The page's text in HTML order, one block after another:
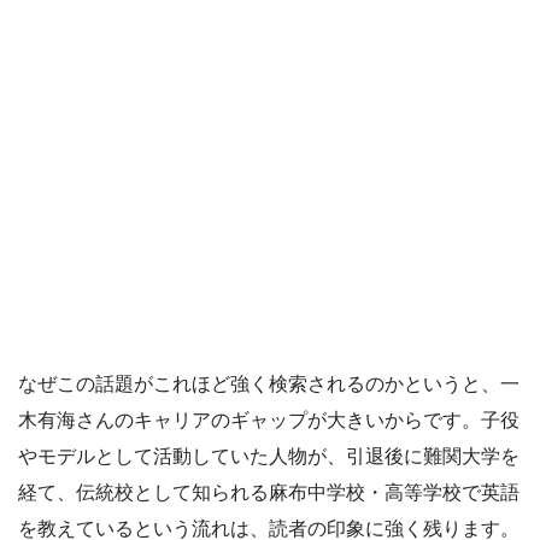
なぜこの話題がこれほど強く検索されるのかというと、一
木有海さんのキャリアのギャップが大きいからです。子役
やモデルとして活動していた人物が、引退後に難関大学を
経て、伝統校として知られる麻布中学校・高等学校で英語
を教えているという流れは、読者の印象に強く残ります。